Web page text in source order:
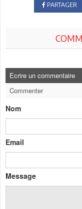
PARTAGER
Ecrire un commentaire
Commenter
Nom
Email
Message